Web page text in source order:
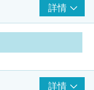
詳情
詳情